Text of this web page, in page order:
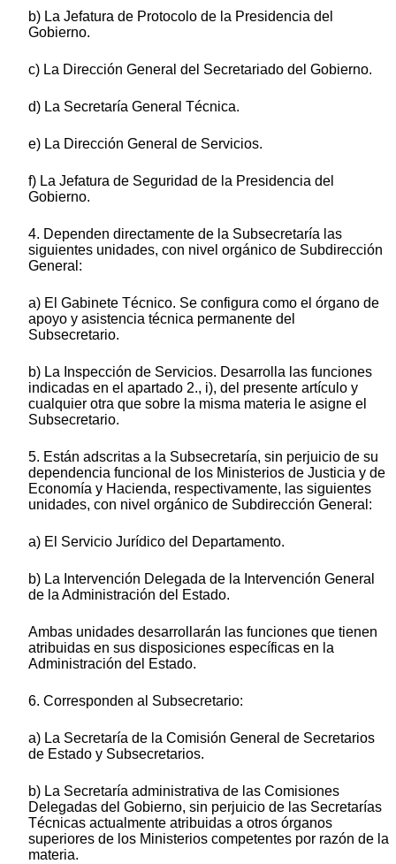
b) La Jefatura de Protocolo de la Presidencia del
Gobierno.
c) La Dirección General del Secretariado del Gobierno.
d) La Secretaría General Técnica.
e) La Dirección General de Servicios.
f) La Jefatura de Seguridad de la Presidencia del
Gobierno.
4. Dependen directamente de la Subsecretaría las
siguientes unidades, con nivel orgánico de Subdirección
General:
a) El Gabinete Técnico. Se configura como el órgano de
apoyo y asistencia técnica permanente del
Subsecretario.
b) La Inspección de Servicios. Desarrolla las funciones
indicadas en el apartado 2., i), del presente artículo y
cualquier otra que sobre la misma materia le asigne el
Subsecretario.
5. Están adscritas a la Subsecretaría, sin perjuicio de su
dependencia funcional de los Ministerios de Justicia y de
Economía y Hacienda, respectivamente, las siguientes
unidades, con nivel orgánico de Subdirección General:
a) El Servicio Jurídico del Departamento.
b) La Intervención Delegada de la Intervención General
de la Administración del Estado.
Ambas unidades desarrollarán las funciones que tienen
atribuidas en sus disposiciones específicas en la
Administración del Estado.
6. Corresponden al Subsecretario:
a) La Secretaría de la Comisión General de Secretarios
de Estado y Subsecretarios.
b) La Secretaría administrativa de las Comisiones
Delegadas del Gobierno, sin perjuicio de las Secretarías
Técnicas actualmente atribuidas a otros órganos
superiores de los Ministerios competentes por razón de la
materia.